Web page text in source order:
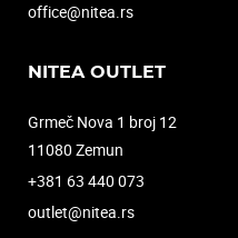
office@nitea.rs
NITEA OUTLET
Grmeč Nova 1 broj 12
11080 Zemun
+381 63 440 073
outlet@nitea.rs